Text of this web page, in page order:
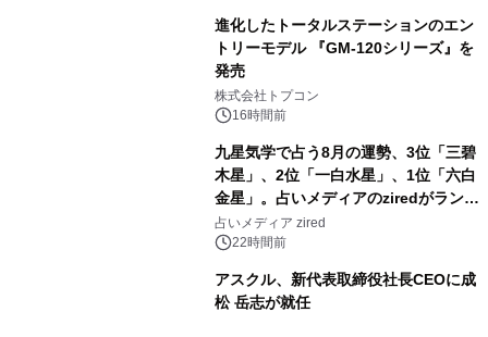
進化したトータルステーションのエン
トリーモデル 『GM-120シリーズ』を
発売
株式会社トプコン
16時間前
九星気学で占う8月の運勢、3位「三碧
木星」、2位「一白水星」、1位「六白
金星」。占いメディアのziredがランキ
ングを発表
占いメディア zired
22時間前
アスクル、新代表取締役社長CEOに成
松 岳志が就任